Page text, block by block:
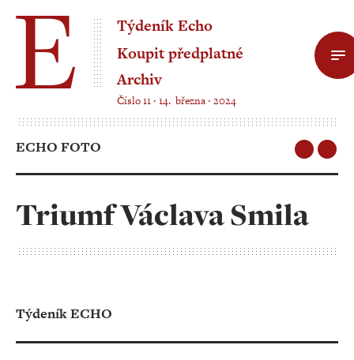
Týdeník Echo
Koupit předplatné
Archiv
Číslo 11 ‧ 14. března ‧ 2024
ECHO FOTO
Triumf Václava Smila
Týdeník ECHO